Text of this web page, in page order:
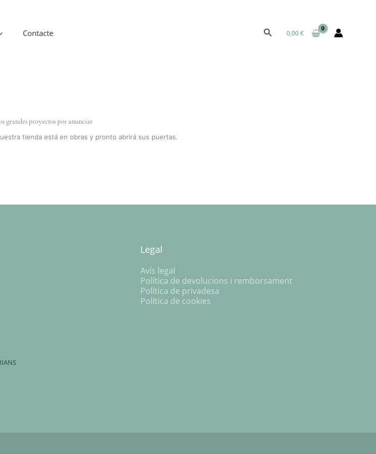
Contacte Buscar0,00€
grandes proyectos por anunciar
tienda está en obras y pronto abrirá sus puertas.
Legal
Avís legal
Política de devolucions i remborsament
Política de privadesa
Política de cookies